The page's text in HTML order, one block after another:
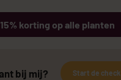
korting op alle planten
bij mij? Start de check